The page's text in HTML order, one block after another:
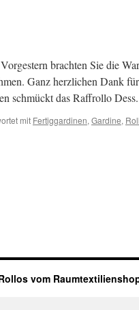
brachten Sie die
Ganz herzlichen Dank
schmückt das Raffrollo
mit Fertiggardinen, Gardine,
vom